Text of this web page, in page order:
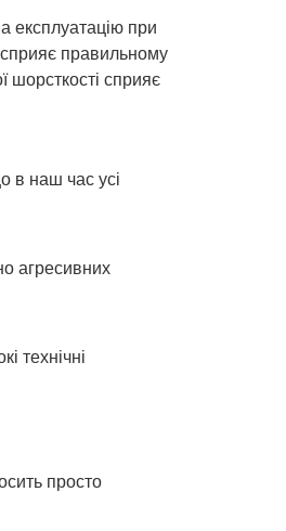
експлуатацію при
правильному
шорсткості сприяє
в наш час усі
агресивних
технічні
просто